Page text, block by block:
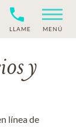
LLAME MENÚ
y
línea de